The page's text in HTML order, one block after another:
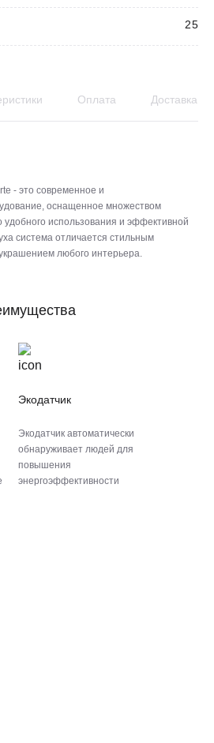
25
Оплата Доставка
- это современное и
оснащенное множеством
использования и эффективной
система отличается стильным
любого интерьера.
Экодатчик
Экодатчик автоматически
обнаруживает людей для
повышения
энергоэффективности